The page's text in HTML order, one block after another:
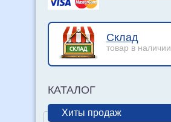
Склад
товар в наличии
КАТАЛОГ
Хиты продаж